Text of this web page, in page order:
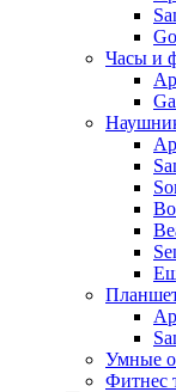
Часы и
Умные
Фитнес